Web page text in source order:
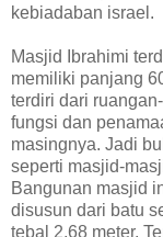
kebiadaban israel.
Masjid Ibrahimi
memiliki panjang
terdiri dari
fungsi dan
masingnya. Jadi
seperti masjid-
Bangunan masjid
disusun dari batu
tebal 2,68 meter.